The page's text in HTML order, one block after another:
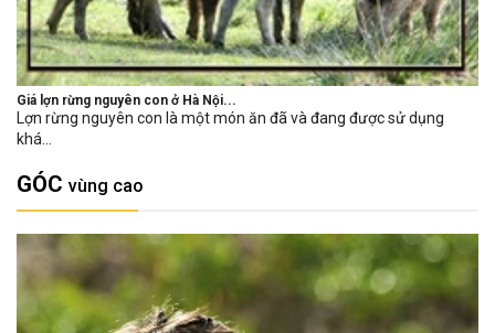
Giá lợn rừng nguyên con ở Hà Nội...
Lợn rừng nguyên con là một món ăn đã và đang được sử dụng
khá...
GÓC vùng cao